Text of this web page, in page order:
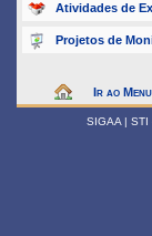
Atividades de
Projetos de
Ir ao
SIGAA |